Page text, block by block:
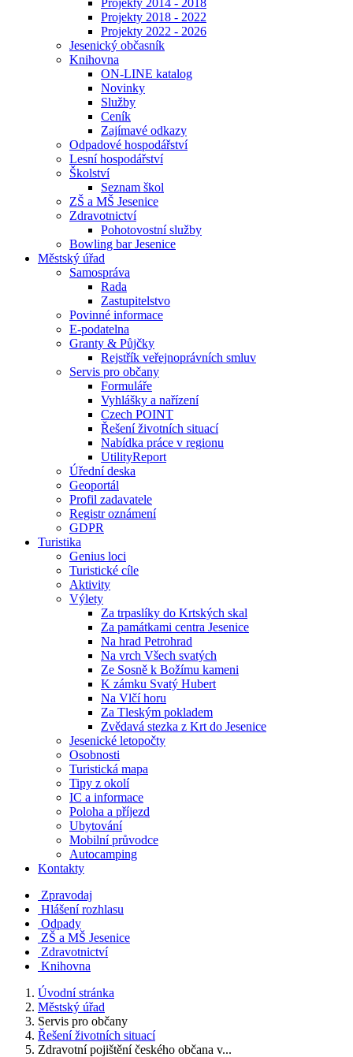
Projekty 2014 - 2018
Projekty 2018 - 2022
Projekty 2022 - 2026
Jesenický občasník
Knihovna
ON-LINE katalog
Novinky
Služby
Ceník
Zajímavé odkazy
Odpadové hospodářství
Lesní hospodářství
Školství
Seznam škol
ZŠ a MŠ Jesenice
Zdravotnictví
Pohotovostní služby
Bowling bar Jesenice
Městský úřad
Samospráva
Rada
Zastupitelstvo
Povinné informace
E-podatelna
Granty & Půjčky
Rejstřík veřejnoprávních smluv
Servis pro občany
Formuláře
Vyhlášky a nařízení
Czech POINT
Řešení životních situací
Nabídka práce v regionu
UtilityReport
Úřední deska
Geoportál
Profil zadavatele
Registr oznámení
GDPR
Turistika
Genius loci
Turistické cíle
Aktivity
Výlety
Za trpaslíky do Krtských skal
Za památkami centra Jesenice
Na hrad Petrohrad
Na vrch Všech svatých
Ze Sosně k Božímu kameni
K zámku Svatý Hubert
Na Vlčí horu
Za Tleským pokladem
Zvědavá stezka z Krt do Jesenice
Jesenické letopočty
Osobnosti
Turistická mapa
Tipy z okolí
IC a informace
Poloha a příjezd
Ubytování
Mobilní průvodce
Autocamping
Kontakty
Zpravodaj
Hlášení rozhlasu
Odpady
ZŠ a MŠ Jesenice
Zdravotnictví
Knihovna
Úvodní stránka
Městský úřad
Servis pro občany
Řešení životních situací
Zdravotní pojištění českého občana v...